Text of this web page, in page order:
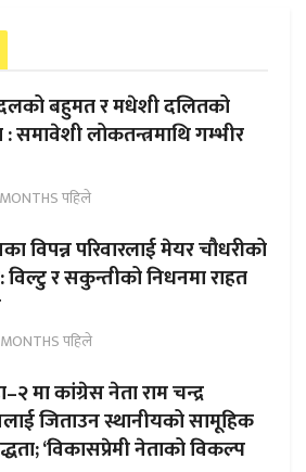
बहुमत र मधेशी दलितको
: समावेशी लोकतन्त्रमाथि गम्भीर
पहिले
विपन्न परिवारलाई मेयर चौधरीको
र सकुन्तीको निधनमा राहत
पहिले
मा कांग्रेस नेता राम चन्द्र
जिताउन स्थानीयको सामूहिक
‘विकासप्रेमी नेताको विकल्प